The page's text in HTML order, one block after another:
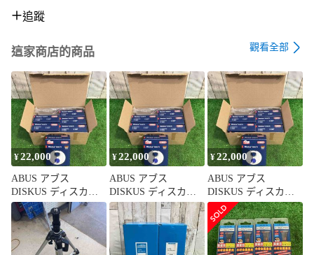
領収書代わりに使える書類(領収書の代わりに証憑書類として
クレジットカード払い：カード会社が発行する利用明細
利用明細
キャリア決済：携帯会社のご利用(請求)明細
追蹤
這家商店的商品 觀看全部
¥22,000
ABUS アブス
DISKUS ディスカス
南京錠 24IB-70 6個入
【町田店】
¥22,000
ABUS アブス
DISKUS ディスカス
南京錠 24IB-70 6個入
【町田店】
¥22,000
ABUS アブス
DISKUS ディスカス
南京錠 24IB-70 6入
【町田店】